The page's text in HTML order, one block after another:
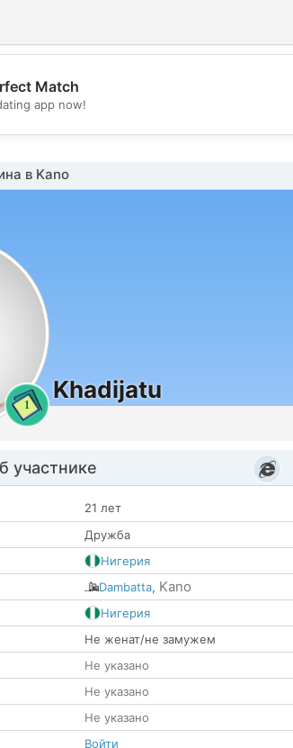
Match
app now!
в Kano
1
Khadijatu
участнике
21 лет
Дружба
Нигерия
Dambatta, Kano
Нигерия
Не женат/не замужем
Не указано
Не указано
Не указано
Войти